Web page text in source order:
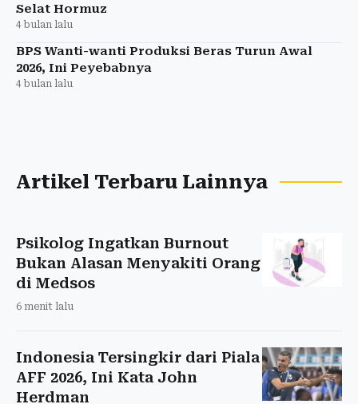
Selat Hormuz
4 bulan lalu
BPS Wanti-wanti Produksi Beras Turun Awal
2026, Ini Peyebabnya
4 bulan lalu
Artikel Terbaru Lainnya
Psikolog Ingatkan Burnout
Bukan Alasan Menyakiti Orang
di Medsos
6 menit lalu
Indonesia Tersingkir dari Piala
AFF 2026, Ini Kata John
Herdman